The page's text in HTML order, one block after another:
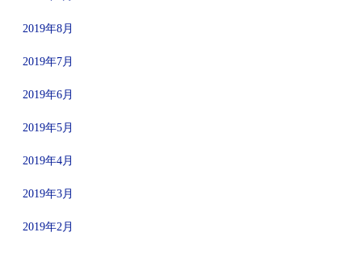
2019年8月
2019年7月
2019年6月
2019年5月
2019年4月
2019年3月
2019年2月